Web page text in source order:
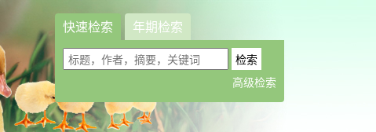
快速检索 年期检索